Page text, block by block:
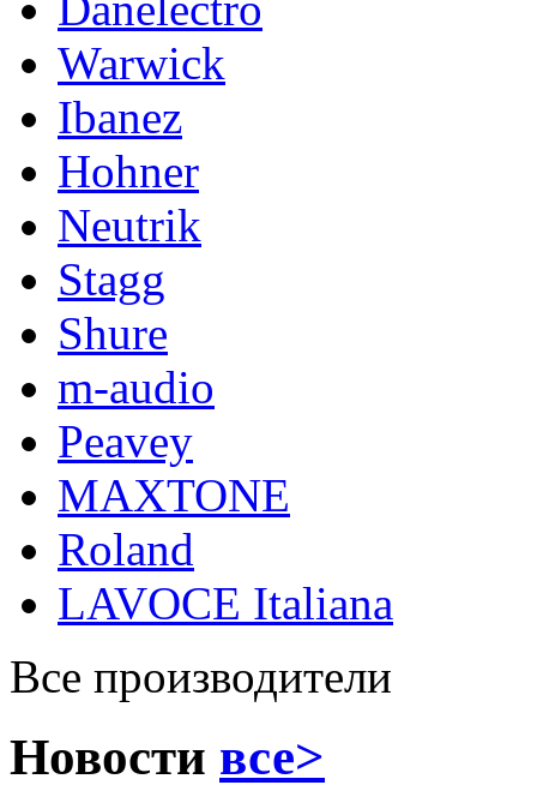
Warwick
Ibanez
Hohner
Neutrik
Stagg
Shure
m-audio
Peavey
MAXTONE
Roland
LAVOCE Italiana
Все производители
Новости все>